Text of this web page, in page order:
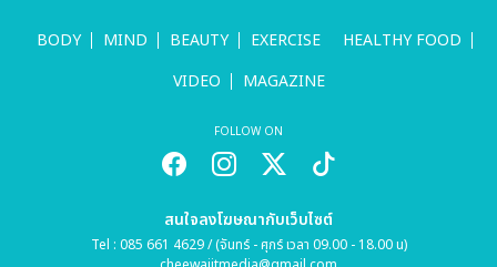
BODY MIND BEAUTY EXERCISE
HEALTHY FOOD
VIDEO
MAGAZINE
FOLLOW ON
สนใจลงโฆษณากับเว็บไซต์
Tel : 085 661 4629 / (จันทร์ - ศุกร์ เวลา 09.00 - 18.00 น)